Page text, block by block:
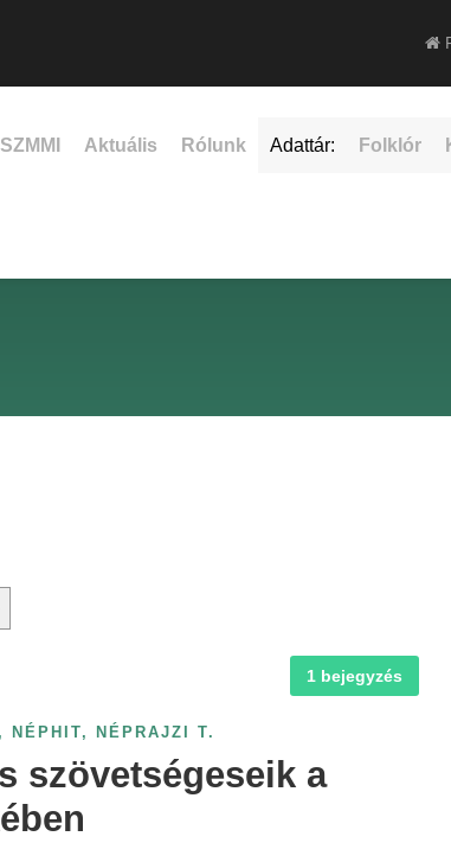
SZMMI Aktuális Rólunk Adattár: Folklór
1 bejegyzés
, NÉPHIT, NÉPRAJZI T.
szövetségeseik a